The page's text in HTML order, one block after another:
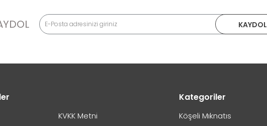
KAYDOL
KVKK Metni
Kategoriler
Köşeli Mıknatıs